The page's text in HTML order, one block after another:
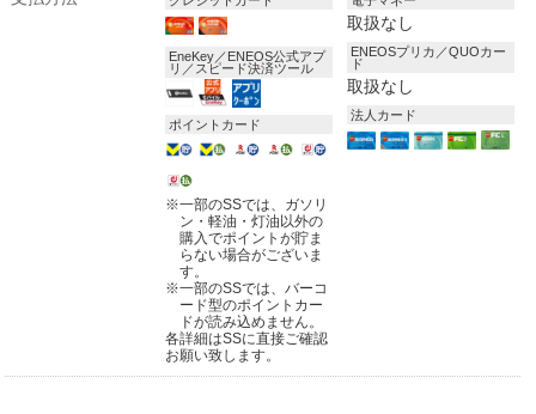
EneKey／ENEOS公式アプ
リ／スピード決済ツール
ポイントカード
※一部のSSでは、ガソリ
ン・軽油・灯油以外の
購入でポイントが貯ま
らない場合がございま
す。
※一部のSSでは、バーコ
ード型のポイントカー
ドが読み込めません。
各詳細はSSに直接ご確認
お願い致します。
取扱なし
ENEOSプリカ／QUOカー
ド
取扱なし
法人カード